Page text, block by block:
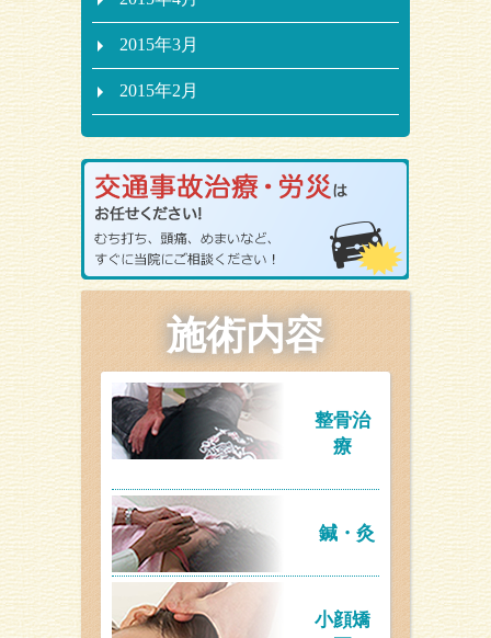
2015年3月
2015年2月
施術内容
整骨治
療
鍼・灸
小顔矯